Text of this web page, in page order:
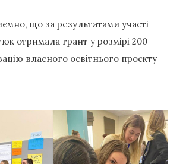
що за результатами участі
отримала грант у розмірі 200
власного освітнього проєкту